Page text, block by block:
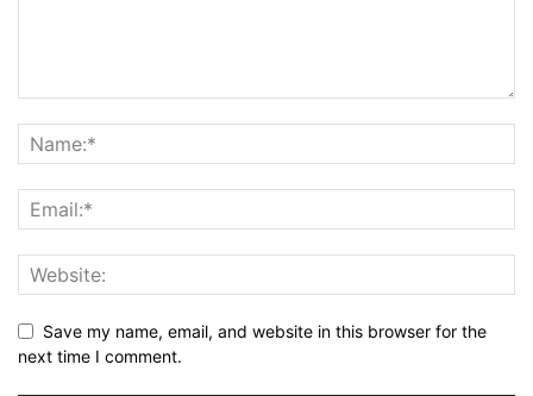
Save my name, email, and website in this browser for the
next time I comment.